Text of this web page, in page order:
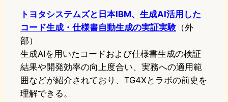
トヨタシステムズと日本IBM、生成AI活用した
コード生成・仕様書自動生成の実証実験（外
部）
生成AIを用いたコードおよび仕様書生成の検証
結果や開発効率の向上度合い、実務への適用範
囲などが紹介されており、TG4Xとラボの前史を
理解できる。